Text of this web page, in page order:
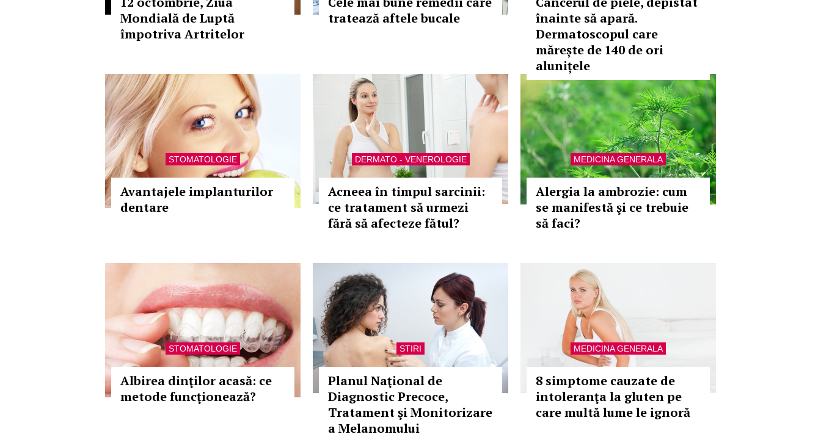
Mondială de Luptă
împotriva Artritelor
tratează aftele bucale
înainte să apară.
Dermatoscopul care
mărește de 140 de ori
alunițele
STOMATOLOGIE
Avantajele implanturilor
dentare
DERMATO - VENEROLOGIE
Acneea în timpul sarcinii:
ce tratament să urmezi
fără să afecteze fătul?
MEDICINA GENERALA
Alergia la ambrozie: cum
se manifestă şi ce trebuie
să faci?
STOMATOLOGIE
Albirea dinţilor acasă: ce
metode funcţionează?
STIRI
Planul Naţional de
Diagnostic Precoce,
Tratament şi Monitorizare
a Melanomului
MEDICINA GENERALA
8 simptome cauzate de
intoleranţa la gluten pe
care multă lume le ignoră